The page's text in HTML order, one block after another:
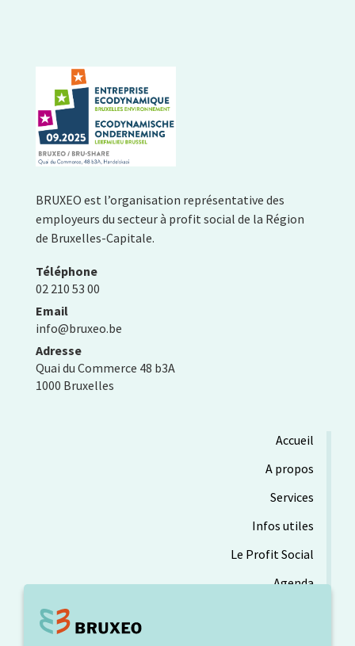
BRUXEO est l’organisation représentative des
employeurs du secteur à profit social de la Région
de Bruxelles-Capitale.
Téléphone
02 210 53 00
Email
info@bruxeo.be
Adresse
Quai du Commerce 48 b3A
1000 Bruxelles
Accueil
A propos
Services
Infos utiles
Le Profit Social
Agenda